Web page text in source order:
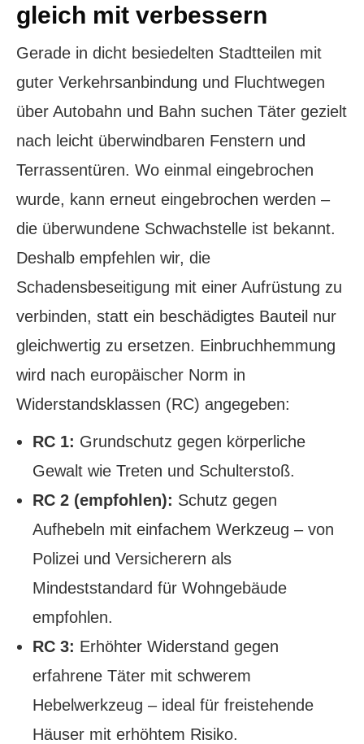
gleich mit verbessern
Gerade in dicht besiedelten Stadtteilen mit
guter Verkehrsanbindung und Fluchtwegen
über Autobahn und Bahn suchen Täter gezielt
nach leicht überwindbaren Fenstern und
Terrassentüren. Wo einmal eingebrochen
wurde, kann erneut eingebrochen werden –
die überwundene Schwachstelle ist bekannt.
Deshalb empfehlen wir, die
Schadensbeseitigung mit einer Aufrüstung zu
verbinden, statt ein beschädigtes Bauteil nur
gleichwertig zu ersetzen. Einbruchhemmung
wird nach europäischer Norm in
Widerstandsklassen (RC) angegeben:
RC 1: Grundschutz gegen körperliche
Gewalt wie Treten und Schulterstoß.
RC 2 (empfohlen): Schutz gegen
Aufhebeln mit einfachem Werkzeug – von
Polizei und Versicherern als
Mindeststandard für Wohngebäude
empfohlen.
RC 3: Erhöhter Widerstand gegen
erfahrene Täter mit schwerem
Hebelwerkzeug – ideal für freistehende
Häuser mit erhöhtem Risiko.